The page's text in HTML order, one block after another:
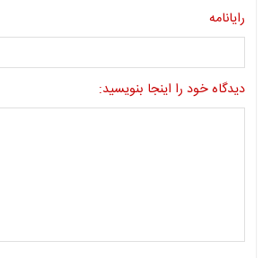
رایانامه
دیدگاه خود را اینجا بنویسید: